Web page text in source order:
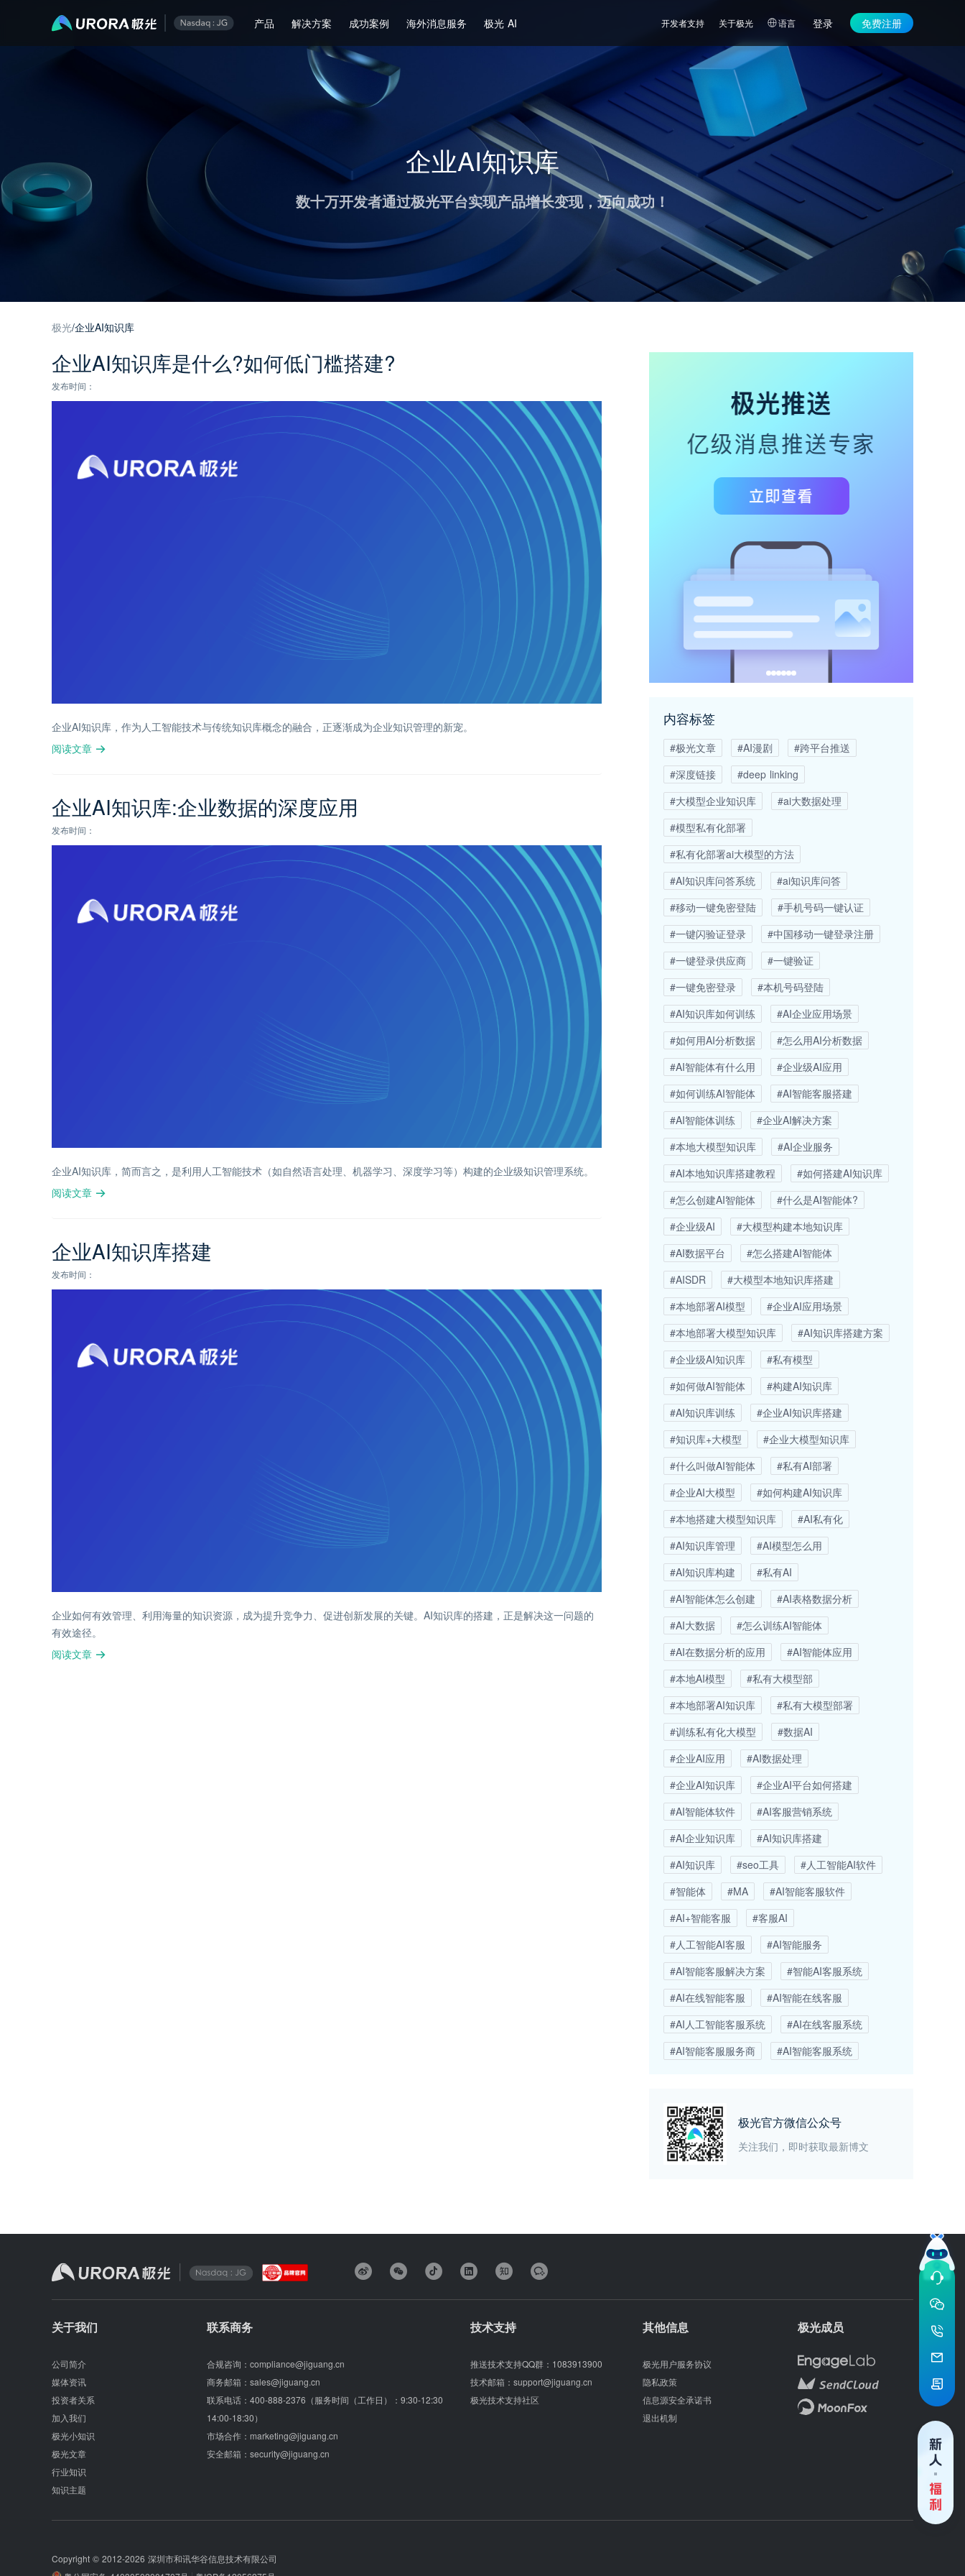
产品 解决方案 成功案例 海外消息服务 极光 AI 开发者支持 关于极光 语言 登录 免费注册
企业AI知识库
数十万开发者通过极光平台实现产品增长变现，迈向成功！
极光/企业AI知识库
企业AI知识库是什么?如何低门槛搭建?
发布时间：
企业AI知识库，作为人工智能技术与传统知识库概念的融合，正逐渐成为企业知识管理的新宠。
阅读文章
企业AI知识库:企业数据的深度应用
发布时间：
企业AI知识库，简而言之，是利用人工智能技术（如自然语言处理、机器学习、深度学习等）构建的企业级知识管理系统。
阅读文章
企业AI知识库搭建
发布时间：
企业如何有效管理、利用海量的知识资源，成为提升竞争力、促进创新发展的关键。AI知识库的搭建，正是解决这一问题的
有效途径。
阅读文章
内容标签
#极光文章 #AI漫剧
#跨平台推送
#深度链接
#deep linking
#大模型企业知识库
#ai大数据处理
#模型私有化部署
#私有化部署ai大模型的方法
#AI知识库问答系统
#ai知识库问答
#移动一键免密登陆
#手机号码一键认证
#一键闪验证登录
#中国移动一键登录注册
#一键登录供应商
#一键验证
#一键免密登录
#本机号码登陆
#AI知识库如何训练
#AI企业应用场景
#如何用AI分析数据
#怎么用AI分析数据
#AI智能体有什么用
#企业级AI应用
#如何训练AI智能体
#AI智能客服搭建
#AI智能体训练
#企业AI解决方案
#本地大模型知识库
#AI企业服务
#AI本地知识库搭建教程
#如何搭建AI知识库
#怎么创建AI智能体
#什么是AI智能体?
#企业级AI
#大模型构建本地知识库
#AI数据平台
#怎么搭建AI智能体
#AISDR
#大模型本地知识库搭建
#本地部署AI模型
#企业AI应用场景
#本地部署大模型知识库
#AI知识库搭建方案
#企业级AI知识库
#私有模型
#如何做AI智能体
#构建AI知识库
#AI知识库训练
#企业AI知识库搭建
#知识库+大模型
#企业大模型知识库
#什么叫做AI智能体
#私有AI部署
#企业AI大模型
#如何构建AI知识库
#本地搭建大模型知识库
#AI私有化
#AI知识库管理
#AI模型怎么用
#AI知识库构建
#私有AI
#AI智能体怎么创建
#AI表格数据分析
#AI大数据
#怎么训练AI智能体
#AI在数据分析的应用
#AI智能体应用
#本地AI模型
#私有大模型部
#本地部署AI知识库
#私有大模型部署
#训练私有化大模型
#数据AI
#企业AI应用
#AI数据处理
#企业AI知识库
#企业AI平台如何搭建
#AI智能体软件
#AI客服营销系统
#AI企业知识库
#AI知识库搭建
#AI知识库
#seo工具
#人工智能AI软件
#智能体
#MA
#AI智能客服软件
#AI+智能客服
#客服AI
#人工智能AI客服
#AI智能服务
#AI智能客服解决方案
#智能AI客服系统
#AI在线智能客服
#AI智能在线客服
#AI人工智能客服系统
#AI在线客服系统
#AI智能客服服务商
#AI智能客服系统
极光官方微信公众号
关注我们，即时获取最新博文
关于我们
公司简介
媒体资讯
投资者关系
加入我们
极光小知识
极光文章
行业知识
知识主题
联系商务
合规咨询： compliance@jiguang.cn
商务邮箱： sales@jiguang.cn
联系电话： 400-888-2376（服务时间（工作日）：9:30-12:30
14:00-18:30）
市场合作： marketing@jiguang.cn
安全邮箱： security@jiguang.cn
技术支持
推送技术支持QQ群： 1083913900
技术邮箱： support@jiguang.cn
极光技术支持社区
其他信息
极光用户服务协议
隐私政策
信息源安全承诺书
退出机制
极光成员
Copyright © 2012-2026 深圳市和讯华谷信息技术有限公司